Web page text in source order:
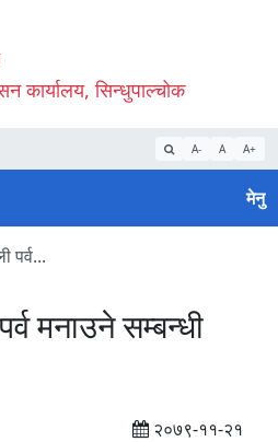
कार्यालय, सिन्धुपाल्चोक
A- A A+
मेनु
पर्व...
मनाउने सम्बन्धी
२०७९-११-२१